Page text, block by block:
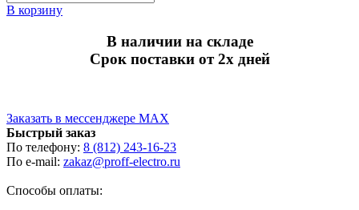
В корзину
В наличии на складе
Срок поставки от 2х дней
Заказать в мессенджере MAX
Быстрый заказ
По телефону: 8 (812) 243-16-23
По e-mail: zakaz@proff-electro.ru
Способы оплаты: